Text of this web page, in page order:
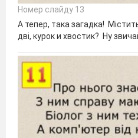
Номер слайду 13
А тепер, така загадка!
дві, курок и хвостик? Ну